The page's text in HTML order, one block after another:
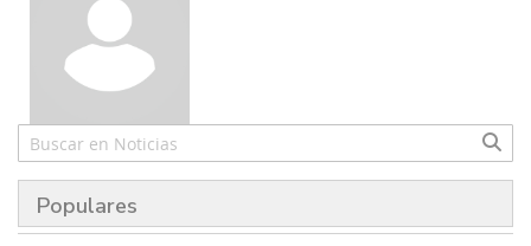
Populares